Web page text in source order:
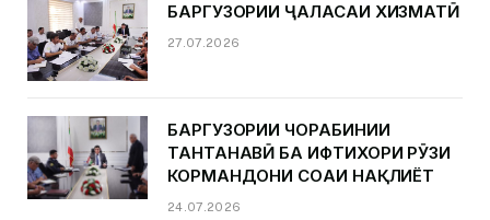
БАРГУЗОРИИ ҶАЛАСАИ ХИЗМАТӢ
27.07.2026
БАРГУЗОРИИ ЧОРАБИНИИ
ТАНТАНАВӢ БА ИФТИХОРИ РӮЗИ
КОРМАНДОНИ СОҲАИ НАҚЛИЁТ
24.07.2026